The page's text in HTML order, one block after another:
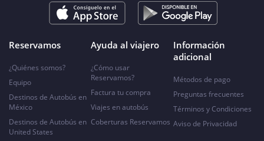
Reservamos
¿Quiénes somos?
Equipo
Destinos de Autobús en
México
Destinos de Autobús en
United States
Ayuda al viajero
¿Cómo usar
Reservamos?
Factura tu compra
Viajes en autobús
Coberturas Reservamos
Información
adicional
Métodos de pago
Preguntas frecuentes
Términos y Condiciones
Aviso de Privacidad